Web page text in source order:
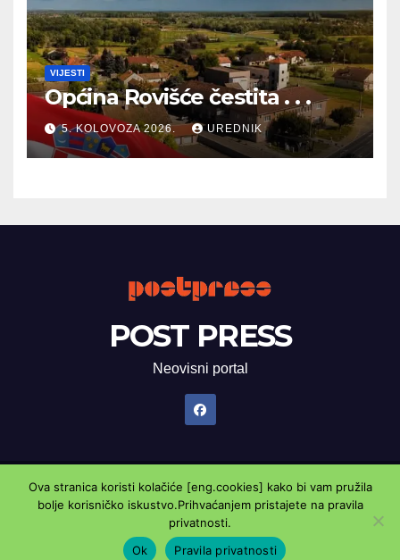
VIJESTI
Općina Rovišće čestita . . .
5. KOLOVOZA 2026. UREDNIK
POST PRESS
Neovisni portal
Proudly powered by WordPress| Theme: Newsup byThemeansar.
Marketing oglasnik Kontaktirajte nasPravila privatnosti
Ova stranica koristi kolačiće [eng.cookies] kako bi vam pružila
bolje korisničko iskustvo.Prihvaćanjem pristajete na pravila
privatnosti.
Ok
Pravila privatnosti